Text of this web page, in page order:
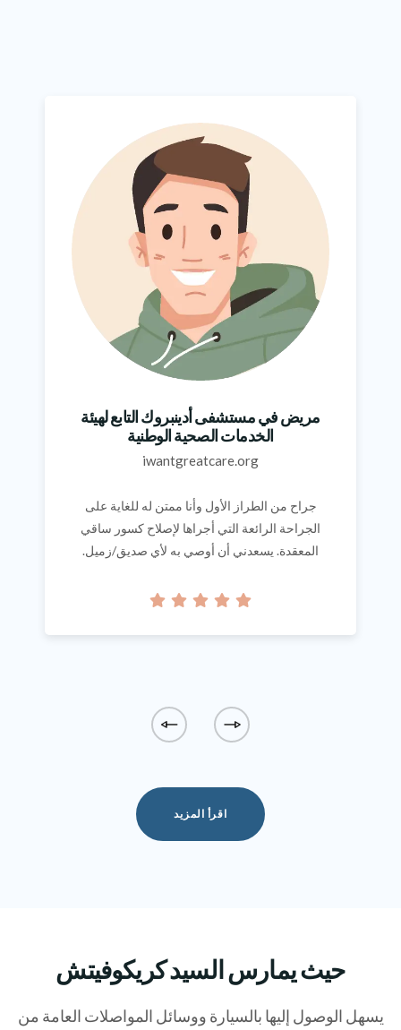
مريض في مستشفى أدينبروك التابع لهيئة
الخدمات الصحية الوطنية
iwantgreatcare.org
جراح من الطراز الأول وأنا ممتن له للغاية على
الجراحة الرائعة التي أجراها لإصلاح كسور ساقي
المعقدة. يسعدني أن أوصي به لأي صديق/زميل.
اقرأ المزيد
حيث يمارس السيد كريكوفيتش
يسهل الوصول إليها بالسيارة ووسائل المواصلات العامة من